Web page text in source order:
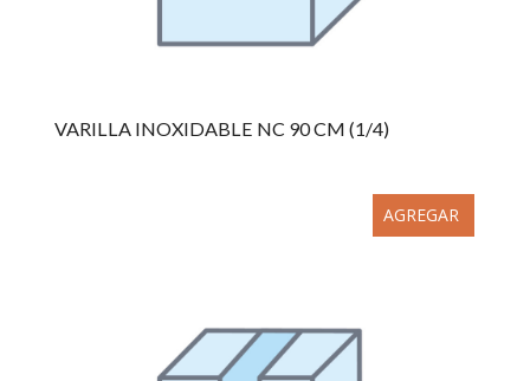
VARILLA INOXIDABLE NC 90 CM (1/4)
AGREGAR